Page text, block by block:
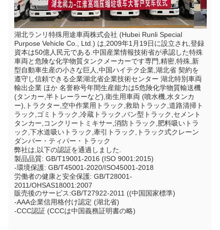
湖北ランリ特殊用途車両株式会社 (Hubei Runli Special
Purpose Vehicle Co., Ltd.) は,2009年1月19日に設立され,登録
資本は50億人民元である.中国産業情報技術省が承認した特殊
車両と危険な化学物質タンクメーカーです専門,精密,特殊,新
型自動車生産の小さな巨人,中国ハイテク企業,湖北省 契約を
遵守し信頼できる企業湖北省企業技術センター 湖北特別車両
輸出企業 ほか 名誉称号年間生産能力は5危険化学物質輸送機
(タンカー,半トレーラーなど),衛生用車両 (噴水機,水タンカ
ー),トラクター,空中作業用トラック,救助トラック,道路清掃ト
ラック,ゴミトラック,冷蔵トラック,バン型トラック,セメント
タンカー,コンクリートミキサー,消防トラック,肥料吸いトラ
ック,下水道吸いトラック,牽引トラック,トラック式クレーン
ダンパー・ティパー・トラック
弊社は,以下の認証を通過しました.
製品品質: GB/T19001-2016 (ISO 9001:2015)
-環境保護: GB/T45001-2020/ISO45001-2018
労働者の健康と安全保護: GB/T28001-
2011/OHSAS18001:2007
販売後のサービス:GB/T27922-2011 ((中国国家標準)
-AAA企業信用格付け認定 (湖北省)
-CCC認証 (CCCは中国義務証明書の略)